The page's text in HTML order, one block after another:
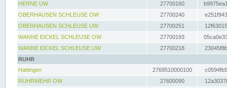
HERNE UW
27700160
OBERHAUSEN SCHLEUSE OW
27700240
OBERHAUSEN SCHLEUSE UW
27700251
WANNE EICKEL SCHLEUSE OW
27700193
WANNE EICKEL SCHLEUSE UW
27700218
RUHR
Hattingen
2769510000100
RUHRWEHR OW
27600090